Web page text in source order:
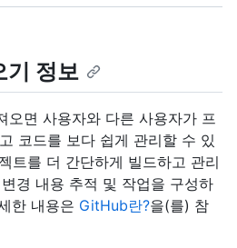
기 정보
오면 사용자와 다른 사용자가 프
코드를 보다 쉽게 관리할 수 있
트를 더 간단하게 빌드하고 관리
경 내용 추적 및 작업을 구성하
한 내용은 GitHub란?을(를) 참